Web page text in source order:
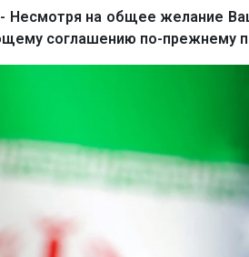
- Несмотря на общее желание
соглашению по-прежнему